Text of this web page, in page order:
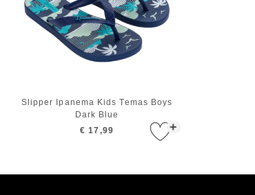
+
Slipper Ipanema Kids Temas Boys
Dark Blue
€ 17,99